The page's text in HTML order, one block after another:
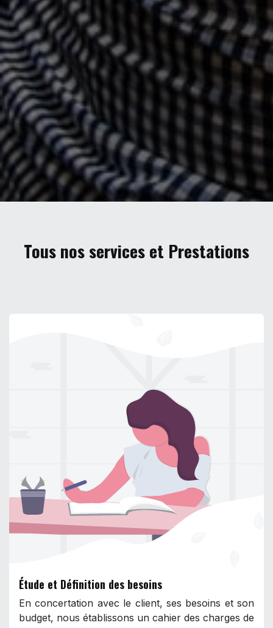
Tous nos services et Prestations
Étude et Définition des besoins
En concertation avec le client, ses besoins et son
budget, nous établissons un cahier des charges de